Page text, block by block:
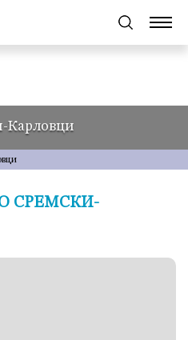
Карловци
СРЕМСКИ-